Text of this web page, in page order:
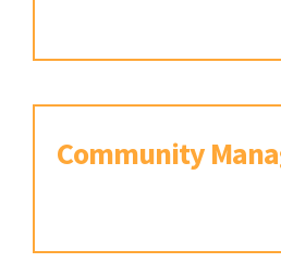
Community